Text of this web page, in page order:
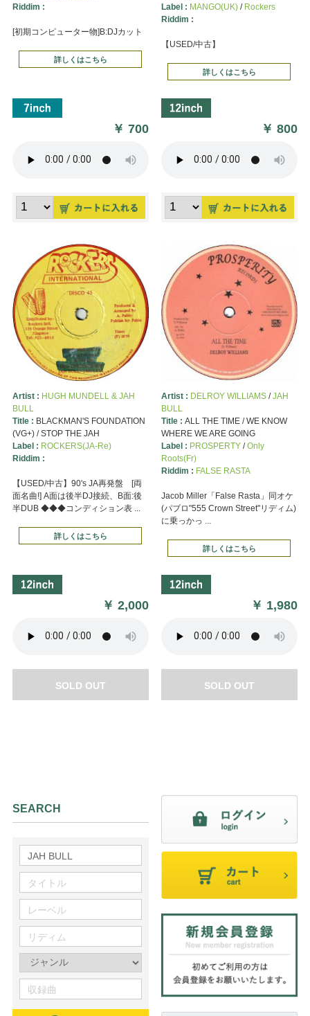
Riddim :
[初期コンピューター物]B:DJカット
詳しくはこちら
￥700
Label : MANGO(UK)/ Rockers
Riddim :
【USED/中古】
詳しくはこちら
￥800
Artist : HUGH MUNDELL & JAH
BULL
Title : BLACKMAN'S FOUNDATION
(VG+) / STOP THE JAH
Label : ROCKERS(JA-Re)
Riddim :
【USED/中古】90's JA再発盤 [両
面名曲!] A面は後半DJ接続、B面:後
半DUB ◆◆◆コンディション表 ...
詳しくはこちら
￥2,000
SOLD OUT
Artist : DELROY WILLIAMS/JAH
BULL
Title : ALL THE TIME / WE KNOW
WHERE WE ARE GOING
Label : PROSPERTY/Only
Roots(Fr)
Riddim : FALSE RASTA
Jacob Miller「False Rasta」同オケ
(パブロ"555 Crown Street"リディム)
に乗っかっ ...
詳しくはこちら
￥ 1,980
SOLD OUT
SEARCH